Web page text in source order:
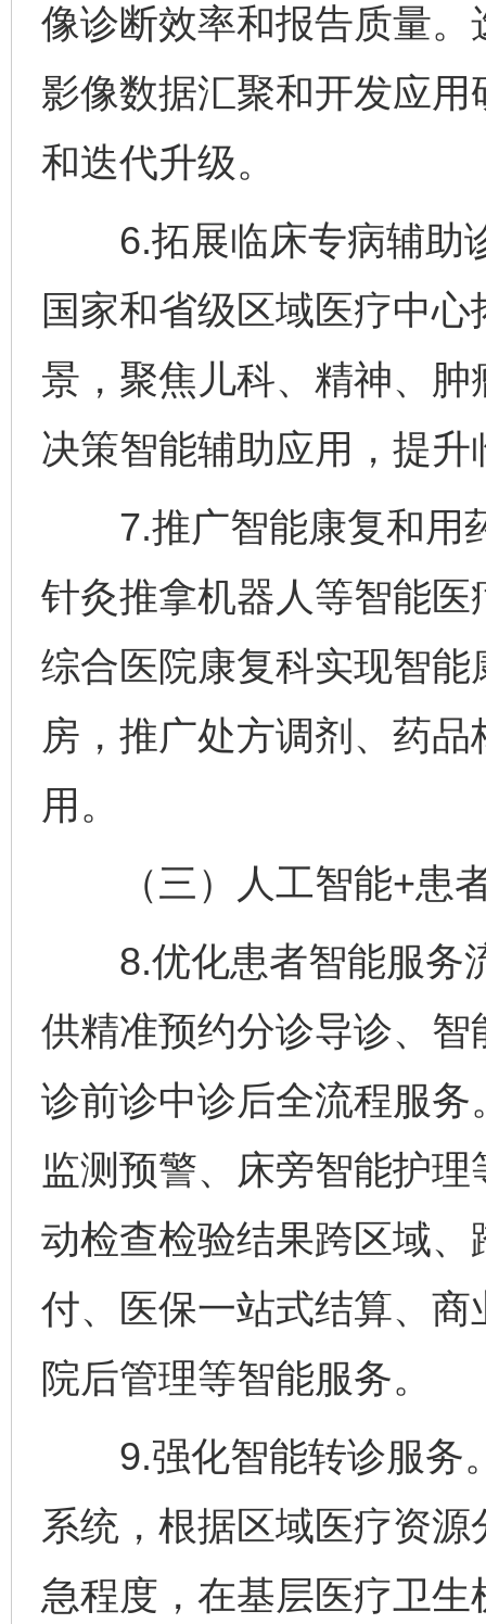
像诊断效率和报告质量
影像数据汇聚和开发应
和迭代升级。
6.拓展临床专病辅助
国家和省级区域医疗中
景，聚焦儿科、精神、
决策智能辅助应用，提
7.推广智能康复和用
针灸推拿机器人等智能
综合医院康复科实现智
房，推广处方调剂、药
用。
（三）人工智能+患
8.优化患者智能服务
供精准预约分诊导诊、
诊前诊中诊后全流程服
监测预警、床旁智能护
动检查检验结果跨区域
付、医保一站式结算、
院后管理等智能服务。
9.强化智能转诊服务
系统，根据区域医疗资
急程度，在基层医疗卫